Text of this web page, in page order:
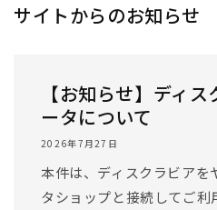
サイトからのお知らせ
【お知らせ】ディ
ータについて
2026年7月27日
本件は、ディスクラビアを
タショップと接続してご